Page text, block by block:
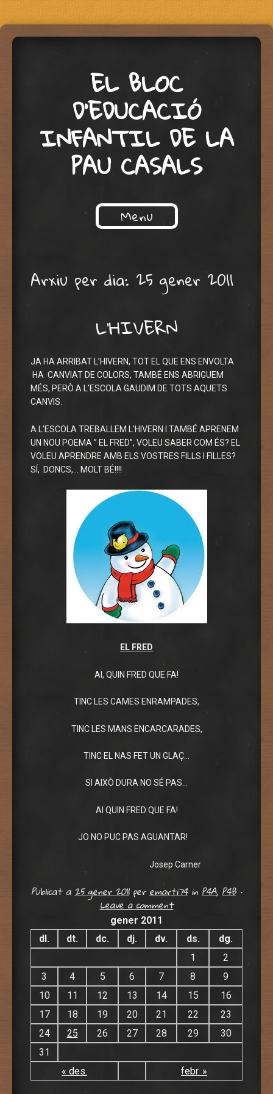
EL BLOC
D'EDUCACIÓ
INFANTIL DE LA
PAU CASALS
Menu
Arxiu per dia: 25 gener 2011
L’HIVERN
JA HA ARRIBAT L’HIVERN, TOT EL QUE ENS ENVOLTA
HA CANVIAT DE COLORS, TAMBÉ ENS ABRIGUEM
MÉS, PERÒ A L’ESCOLA GAUDIM DE TOTS AQUETS
CANVIS.
A L’ESCOLA TREBALLEM L’HIVERN I TAMBÉ APRENEM
UN NOU POEMA ” EL FRED”, VOLEU SABER COM ÉS? EL
VOLEU APRENDRE AMB ELS VOSTRES FILLS I FILLES?
SÍ, DONCS,… MOLT BÉ!!!!
EL FRED
AI, QUIN FRED QUE FA!
TINC LES CAMES ENRAMPADES,
TINC LES MANS ENCARCARADES,
TINC EL NAS FET UN GLAÇ…
SI AIXÒ DURA NO SÉ PAS…
AI QUIN FRED QUE FA!
JO NO PUC PAS AGUANTAR!
Josep Carner
Publicat a25 gener 2011peremarti74 in P4A, P4B •
Leave a comment
gener 2011
dl.
dt. dc. dj. dv. ds. dg.
« des. febr. »
1
2
3
4 5 6 7 8
9
10
11 12 13 14 15
16
17
18 19 20 21 22
23
24
25 26 27 28 29
30
31